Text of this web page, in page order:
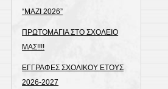
“ΜΑΖΙ 2026”
ΠΡΩΤΟΜΑΓΙΑ ΣΤΟ ΣΧΟΛΕΙΟ
ΜΑΣ!!!!
ΕΓΓΡΑΦΕΣ ΣΧΟΛΙΚΟΥ ΕΤΟΥΣ
2026-2027